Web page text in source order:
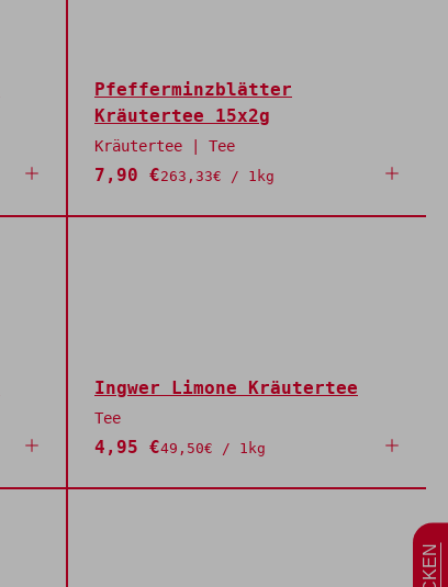
Pfefferminzblätter
Kräutertee 15x2g
Kräutertee | Tee
7,90 €263,33€ / 1kg
Ingwer Limone Kräutertee
Tee
4,95 €49,50€ / 1kg